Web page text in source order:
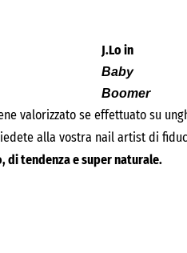
J.Lo in
Baby
Boomer
valorizzato se effettuato su
alla vostra nail artist di
di tendenza e super naturale.